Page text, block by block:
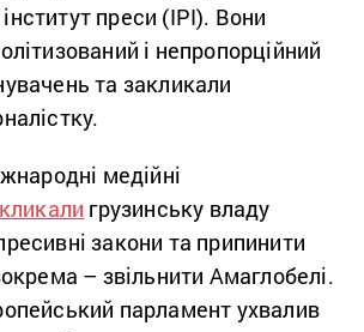
преси (IPI). Вони
і непропорційний
та закликали
медійні
грузинську владу
закони та припинити
– звільнити Амаглобелі.
парламент ухвалив